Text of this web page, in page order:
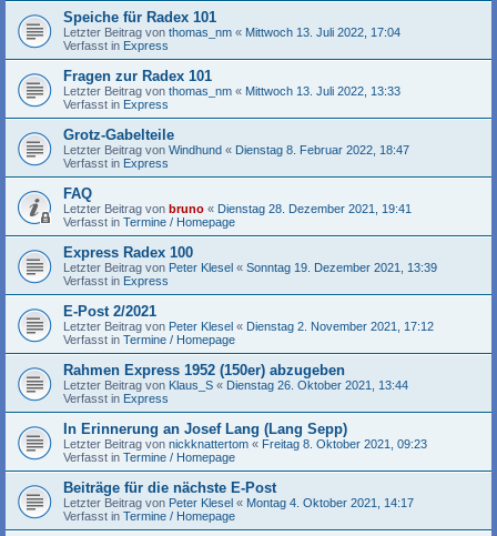
Speiche für Radex 101
Letzter Beitrag von thomas_nm « Mittwoch 13. Juli 2022, 17:04
Verfasst in Express
Fragen zur Radex 101
Letzter Beitrag von thomas_nm « Mittwoch 13. Juli 2022, 13:33
Verfasst in Express
Grotz-Gabelteile
Letzter Beitrag von Windhund « Dienstag 8. Februar 2022, 18:47
Verfasst in Express
FAQ
Letzter Beitrag von bruno « Dienstag 28. Dezember 2021, 19:41
Verfasst in Termine / Homepage
Express Radex 100
Letzter Beitrag von Peter Klesel « Sonntag 19. Dezember 2021, 13:39
Verfasst in Express
E-Post 2/2021
Letzter Beitrag von Peter Klesel « Dienstag 2. November 2021, 17:12
Verfasst in Termine / Homepage
Rahmen Express 1952 (150er) abzugeben
Letzter Beitrag von Klaus_S « Dienstag 26. Oktober 2021, 13:44
Verfasst in Express
In Erinnerung an Josef Lang (Lang Sepp)
Letzter Beitrag von nickknattertom « Freitag 8. Oktober 2021, 09:23
Verfasst in Termine / Homepage
Beiträge für die nächste E-Post
Letzter Beitrag von Peter Klesel « Montag 4. Oktober 2021, 14:17
Verfasst in Termine / Homepage